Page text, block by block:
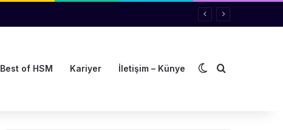
Best of HSM Kariyer İletişim – Künye Dış görünümü
Arama yap